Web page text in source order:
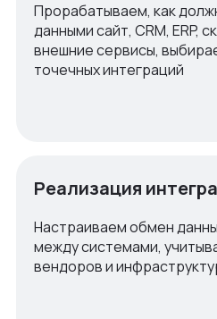
Прорабатываем, как
данными сайт, CRM, ERP,
внешние сервисы,
точечных интеграций
Реализация
Настраиваем обмен
между системами,
вендоров и